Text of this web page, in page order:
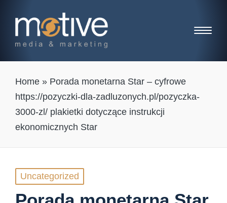
Home » Porada monetarna Star – cyfrowe
https://pozyczki-dla-zadluzonych.pl/pozyczka-
3000-zl/ plakietki dotyczące instrukcji
ekonomicznych Star
Posted
Uncategorized